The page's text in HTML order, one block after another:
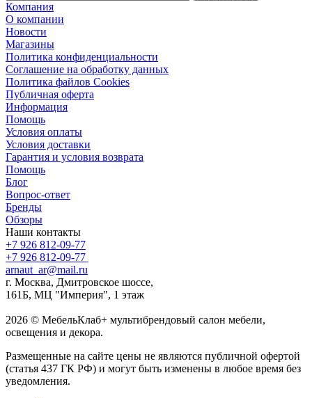
Компания
О компании
Новости
Магазины
Политика конфиденциальности
Соглашение на обработку данных
Политика файлов Cookies
Публичная оферта
Информация
Помощь
Условия оплаты
Условия доставки
Гарантия и условия возврата
Помощь
Блог
Вопрос-ответ
Бренды
Обзоры
Наши контакты
+7 926 812-09-77
+7 926 812-09-77
arnaut_ar@mail.ru
г. Москва, Дмитровское шоссе,
161Б, МЦ "Империя", 1 этаж
2026 © МебельКлаб+ мультибрендовый салон мебели,
освещения и декора.
Размещенные на сайте цены не являются публичной офертой
(статья 437 ГК РФ) и могут быть изменены в любое время без
уведомления.